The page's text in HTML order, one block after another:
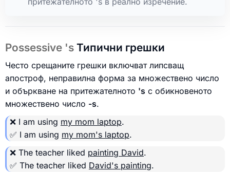
Possessive 's Типични грешки
Често срещаните грешки включват липсващ
апостроф, неправилна форма за множествено число
и объркване на притежателното 's с обикновеното
множествено число -s.
❌ I am using my mom laptop.
✅ I am using my mom's laptop.
❌ The teacher liked painting David.
✅ The teacher liked David's painting.